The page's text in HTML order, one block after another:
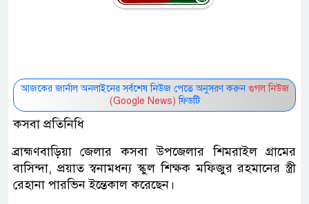
আজকের জার্নাল অনলাইনের সর্বশেষ নিউজ পেতে অনুসরণ করুন গুগল নিউজ
(Google News) ফিডটি
কসবা প্রতিনিধি
ব্রাহ্মণবাড়িয়া জেলার কসবা উপজেলার শিমরাইল গ্রামের
বাসিন্দা, প্রয়াত স্বনামধন্য স্কুল শিক্ষক মফিজুর রহমানের স্ত্রী
রেহানা পারভিন ইন্তেকাল করেছেন।